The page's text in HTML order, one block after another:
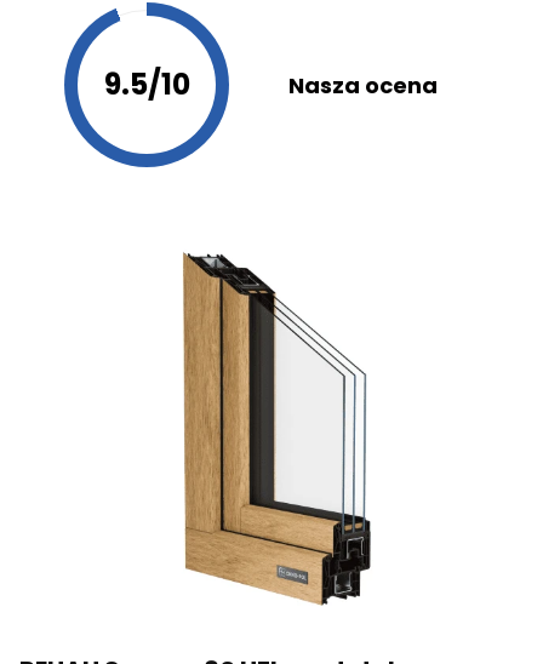
9.5/10 Nasza ocena